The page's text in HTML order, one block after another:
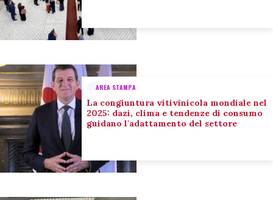
AREA STAMPA
La congiuntura vitivinicola mondiale nel
2025: dazi, clima e tendenze di consumo
guidano l'adattamento del settore